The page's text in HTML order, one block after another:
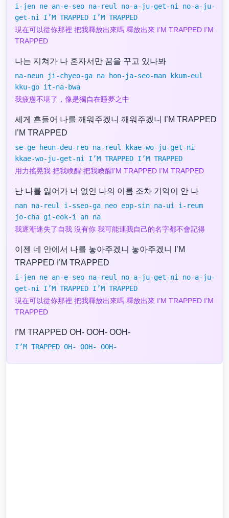
i-jen ne an-e-seo na-reul no-a-ju-get-ni no-a-ju-
get-ni I’M TRAPPED I’M TRAPPED
現在可以從你那裡 把我釋放出來嗎 釋放出來 I’M TRAPPED I’M
TRAPPED
나는 지쳐가 나 혼자서만 꿈을 꾸고 있나봐
na-neun ji-chyeo-ga na hon-ja-seo-man kkum-eul
kku-go it-na-bwa
我疲憊不堪了，像是獨自在睡夢之中
세게 흔들어 나를 깨워주겠니 깨워주겠니 I’M TRAPPED
I’M TRAPPED
se-ge heun-deu-reo na-reul kkae-wo-ju-get-ni
kkae-wo-ju-get-ni I’M TRAPPED I’M TRAPPED
用力搖晃我 把我喚醒 把我喚醒I’M TRAPPED I’M TRAPPED
난 나를 잃어가 너 없인 나의 이름 조차 기억이 안 나
nan na-reul i-sseo-ga neo eop-sin na-ui i-reum
jo-cha gi-eok-i an na
我逐漸迷失了自我 沒有你 我可能連我自己的名字都不會記得
이젠 네 안에서 나를 놓아주겠니 놓아주겠니 I’M
TRAPPED I’M TRAPPED
i-jen ne an-e-seo na-reul no-a-ju-get-ni no-a-ju-
get-ni I’M TRAPPED I’M TRAPPED
現在可以從你那裡 把我釋放出來嗎 釋放出來 I’M TRAPPED I’M
TRAPPED
I’M TRAPPED OH- OOH- OOH-
I’M TRAPPED OH- OOH- OOH-